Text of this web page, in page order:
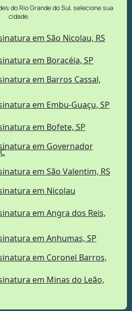
do Rio Grande do Sul, selecione sua
cidade.
em São Nicolau, RS
em Boracéia, SP
em Barros Cassal,
em Embu-Guaçu, SP
em Bofete, SP
em Governador
em São Valentim, RS
em Nicolau
em Angra dos Reis,
em Anhumas, SP
em Coronel Barros,
em Minas do Leão,